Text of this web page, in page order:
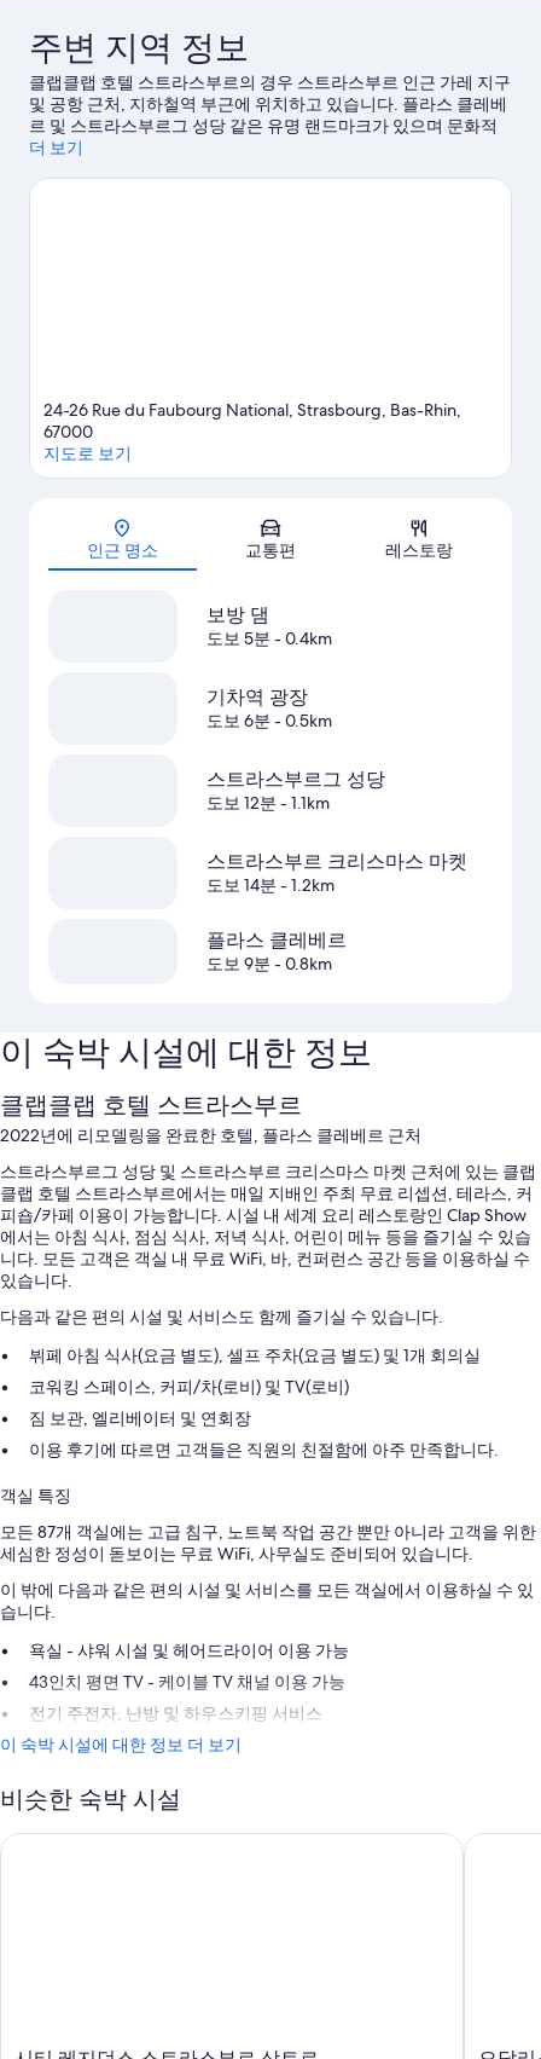
1,006
486
개
주변 지역 정보
클랩클랩 호텔 스트라스부르의 경우 스트라스부르 인근 가레 지구
및 공항 근처, 지하철역 부근에 위치하고 있습니다. 플라스 클레베
르 및 스트라스부르그 성당 같은 유명 랜드마크가 있으며 문화적
즐길거리를 원하신다면 스트라스부르 컨벤션 센터도 방문해 볼 만
소로 추천해 드려요.
더 보기
24-26 Rue du Faubourg National, Strasbourg, Bas-Rhin,
67000
지도로 보기
인근 명소 교통편 레스토랑
보방 댐
도보 5분 - 0.4km
기차역 광장
도보 6분 - 0.5km
스트라스부르그 성당
도보 12분 - 1.1km
스트라스부르 크리스마스 마켓
도보 14분 - 1.2km
플라스 클레베르
도보 9분 - 0.8km
이 숙박 시설에 대한 정보
클랩클랩 호텔 스트라스부르
2022년에 리모델링을 완료한 호텔, 플라스 클레베르 근처
스트라스부르그 성당 및 스트라스부르 크리스마스 마켓 근처에 있는 클랩
클랩 호텔 스트라스부르에서는 매일 지배인 주최 무료 리셉션, 테라스, 커
피숍/카페 이용이 가능합니다. 시설 내 세계 요리 레스토랑인 Clap Show
에서는 아침 식사, 점심 식사, 저녁 식사, 어린이 메뉴 등을 즐기실 수 있습
니다. 모든 고객은 객실 내 무료 WiFi, 바, 컨퍼런스 공간 등을 이용하실 수
있습니다.
다음과 같은 편의 시설 및 서비스도 함께 즐기실 수 있습니다.
뷔페 아침 식사(요금 별도), 셀프 주차(요금 별도) 및 1개 회의실
코워킹 스페이스, 커피/차(로비) 및 TV(로비)
짐 보관, 엘리베이터 및 연회장
이용 후기에 따르면 고객들은 직원의 친절함에 아주 만족합니다.
객실 특징
모든 87개 객실에는 고급 침구, 노트북 작업 공간 뿐만 아니라 고객을 위한
세심한 정성이 돋보이는 무료 WiFi, 사무실도 준비되어 있습니다.
이 밖에 다음과 같은 편의 시설 및 서비스를 모든 객실에서 이용하실 수 있
습니다.
욕실 - 샤워 시설 및 헤어드라이어 이용 가능
43인치 평면 TV - 케이블 TV 채널 이용 가능
전기 주전자, 난방 및 하우스키핑 서비스
이 숙박 시설에 대한 정보 더 보기
비슷한 숙박 시설
시티 레지던스 스트라스부르 상트르 오달리